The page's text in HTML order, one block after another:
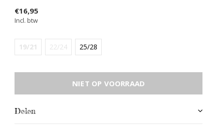
€16,95
Incl. btw
19/21 22/24 25/28
NIET OP VOORRAAD
Delen